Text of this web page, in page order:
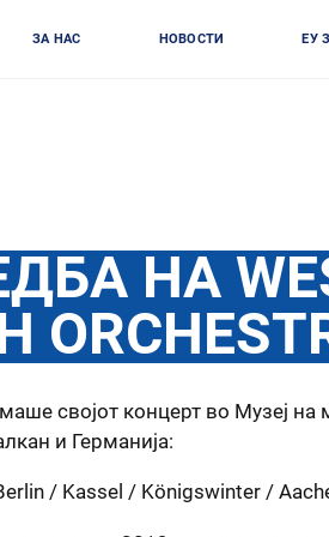
ЗА НАС НОВОСТИ ЕУ
НА
својот концерт во Музеј на
и Германија:
/ Kassel / Königswinter /